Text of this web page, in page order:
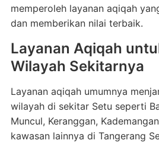
memperoleh layanan aqiqah
dan memberikan nilai terbaik.
Layanan Aqiqah
Wilayah Sekitarnya
Layanan aqiqah umumnya
wilayah di sekitar Setu seperti
Muncul, Keranggan,
kawasan lainnya di Tangerang